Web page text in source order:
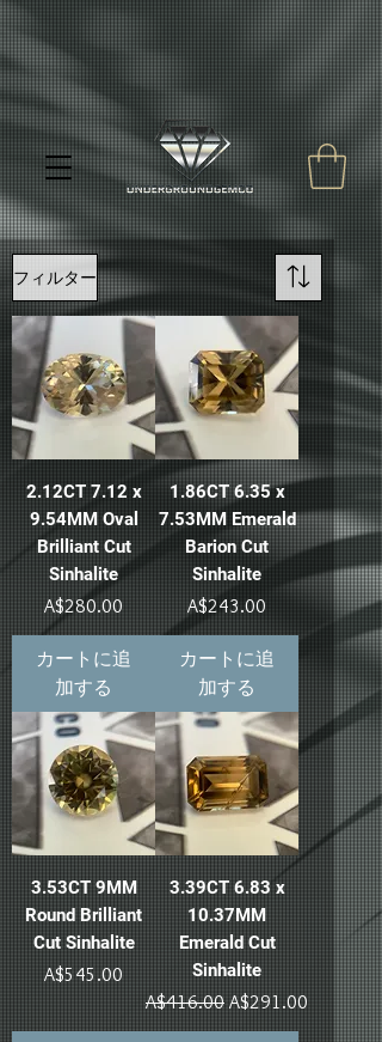
フィルター
2.12CT 7.12 x
9.54MM Oval
Brilliant Cut
Sinhalite
価格
A$280.00
カートに追
加する
1.86CT 6.35 x
7.53MM Emerald
Barion Cut
Sinhalite
価格
A$243.00
カートに追
加する
3.53CT 9MM
Round Brilliant
Cut Sinhalite
価格
A$545.00
3.39CT 6.83 x
10.37MM
Emerald Cut
Sinhalite
通常価格
A$416.00 セール価格
A$291.00